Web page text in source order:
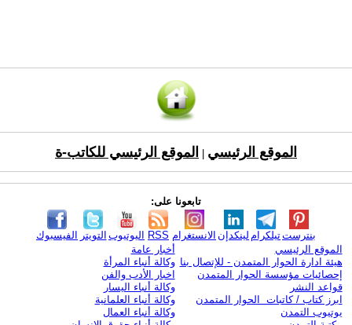
الموقع الرئيسي الموقع الرئيسي للكاتب-ة
تابعونا على:
الفيسبوك التويتر اليوتيوب RSS الانستغرام لينكدإن تيلكرامبنترست
الموقع الرئيسي
هيئة ادارة الحوار المتمدن - للإتصال بنا
إحصائيات مؤسسة الحوار المتمدن
قواعد النشر
ابرز كتاب / كاتبات الحوار المتمدن
يوتيوب التمدن
أخبار عامة
وكالة أنباء المرأة
اخبار الأدب والفن
وكالة أنباء اليسار
وكالة أنباء العلمانية
وكالة أنباء العمال